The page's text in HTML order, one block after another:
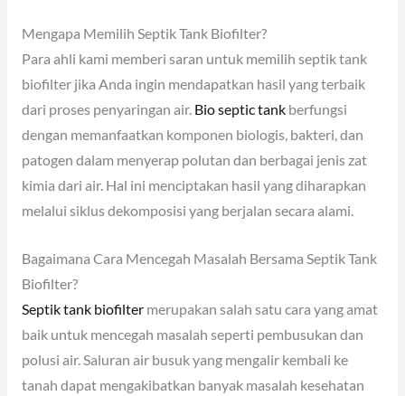
Mengapa Memilih Septik Tank Biofilter?
Para ahli kami memberi saran untuk memilih septik tank
biofilter jika Anda ingin mendapatkan hasil yang terbaik
dari proses penyaringan air. Bio septic tankberfungsi
dengan memanfaatkan komponen biologis, bakteri, dan
patogen dalam menyerap polutan dan berbagai jenis zat
kimia dari air. Hal ini menciptakan hasil yang diharapkan
melalui siklus dekomposisi yang berjalan secara alami.
Bagaimana Cara Mencegah Masalah Bersama Septik Tank
Biofilter?
Septik tank biofiltermerupakan salah satu cara yang amat
baik untuk mencegah masalah seperti pembusukan dan
polusi air. Saluran air busuk yang mengalir kembali ke
tanah dapat mengakibatkan banyak masalah kesehatan